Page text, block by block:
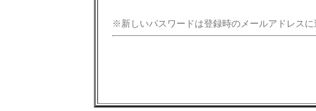
※新しいパスワードは登録時のメールアドレスに